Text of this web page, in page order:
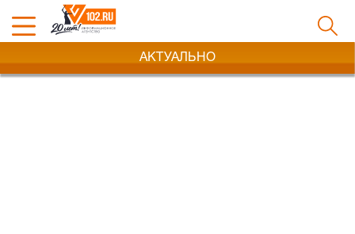
АКТУАЛЬНО